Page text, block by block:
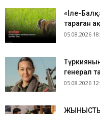
«Іле-
тараған
05.08.2026
генерал
05.08.2026